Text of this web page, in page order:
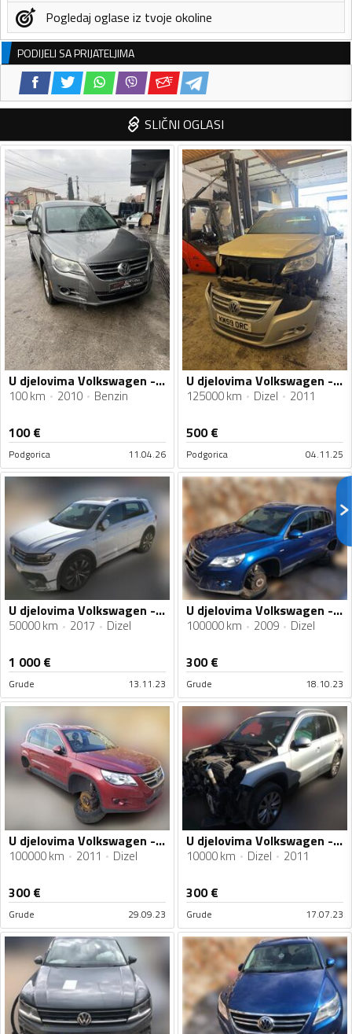
Pogledaj oglase iz tvoje okoline
PODIJELI SA PRIJATELJIMA
SLIČNI OGLASI
U djelovima Volkswagen - Tiguan 2.0Tfsi benzin
100 km 2010 Benzin
100€
Podgorica 11.04.26
U djelovima Volkswagen - Tiguan 20 tdi
125000 km Dizel 2011
500€
Podgorica 04.11.25
U djelovima Volkswagen - Tiguan 2017g 2.0TDI R-LINE 4MOTION
50000 km 2017 Dizel
1 000€
Grude 13.11.23
U djelovima Volkswagen - Tiguan 2009g 2.0TDI 4MOTION
100000 km 2009 Dizel
300€
Grude 18.10.23
U djelovima Volkswagen - Tiguan 2.0TDI 2011g
100000 km 2011 Dizel
300€
Grude 29.09.23
U djelovima Volkswagen - Tiguan 2.0TDI 2011g
10000 km Dizel 2011
300€
Grude 17.07.23